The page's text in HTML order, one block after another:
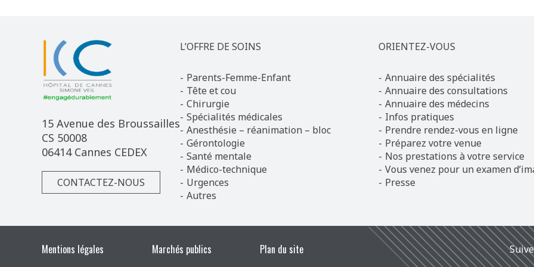
15 Avenue des Broussailles
CS 50008
06414 Cannes CEDEX
CONTACTEZ-NOUS
L’OFFRE DE SOINS
Parents-Femme-Enfant
Tête et cou
Chirurgie
Spécialités médicales
Anesthésie – réanimation – bloc
Gérontologie
Santé mentale
Médico-technique
Urgences
Autres
ORIENTEZ-VOUS
Annuaire des spécialités
Annuaire des consultations
Annuaire des médecins
Infos pratiques
Prendre rendez-vous en ligne
Préparez votre venue
Nos prestations à votre service
Vous venez pour un examen
Presse
Mentions légales Marchés publics Plan du site